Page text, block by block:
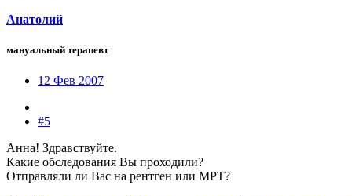
Анатолий
мануальный терапевт
12 Фев 2007
#5
Анна! Здравствуйте.
Какие обследования Вы проходили?
Отправляли ли Вас на рентген или МРТ?